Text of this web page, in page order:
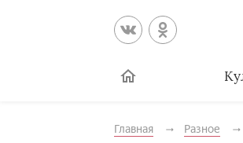
Главная Разное